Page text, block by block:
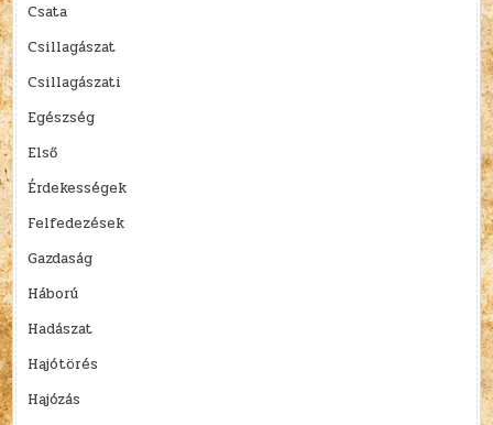
Csata
Csillagászat
Csillagászati
Egészség
Első
Érdekességek
Felfedezések
Gazdaság
Háború
Hadászat
Hajótörés
Hajózás